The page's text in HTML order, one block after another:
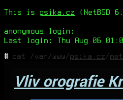
This is psika.cz (NetBSD
anonymous login:
Last login: Thu Aug 06
# cat /var/www/psika.cz/
Vliv orografie